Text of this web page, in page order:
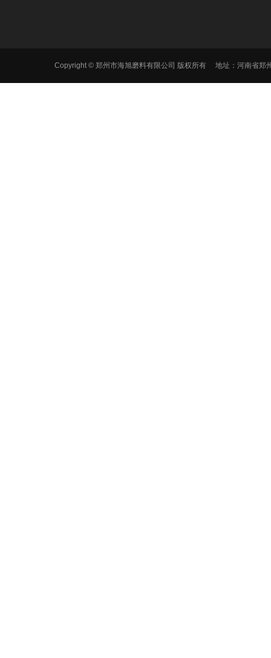
Copyright © 郑州市海旭磨料有限公司 版权所有 地址：河南省